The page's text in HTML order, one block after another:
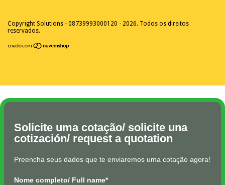
Copyright Solutions - 08739993000120 - 2026. Todos os direitos
reservados.
Solicite uma cotação/ solicite una
cotización/ request a quotation
Preencha seus dados que te enviaremos uma cotação agora!
Nome completo/ Full name*